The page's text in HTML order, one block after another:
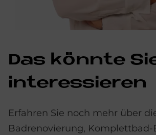
Das könn­te
in­ter­es­sie­ren
Erfahren Sie noch mehr über
Badrenovierung,